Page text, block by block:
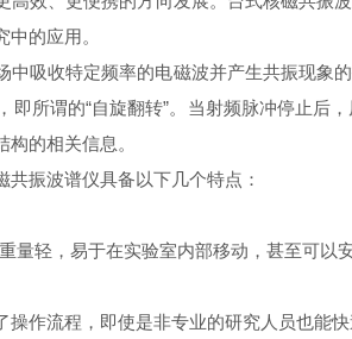
的应用。
收特定频率的电磁波并产生共振现象
所谓的“自旋翻转”。当射频脉冲停止后
的相关信息。
振波谱仪具备以下几个特点：
轻，易于在实验室内部移动，甚至可以安
流程，即使是非专业的研究人员也能快